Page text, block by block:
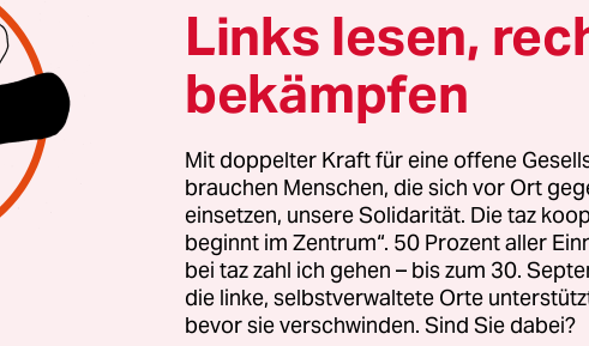
Foto:
Contini/
ir stehen uns ratlos gegenüber auf dem nassen Asphalt
brandenburgischen Stadt in der Nähe meines
Sie, die Polizistin, die von außerhalb angereist ist,um
. Und ich, die Demons­trierende, ein
Kind an der Hand, das jetzt gern wieder ins
nicht kann. „Da würde ich jetzt wirklich nicht
sagt die Polizistin. Denn „da“, da sind die Nazis.
Links lesen,
bekämpfen
Mit doppelter Kraft für eine offene
brauchen Menschen, die sich vor Ort
einsetzen, unsere Solidarität. Die taz
beginnt im Zentrum“. 50 Prozent aller
bei taz zahl ich gehen – bis zum 30.
die linke, selbstverwaltete Orte
bevor sie verschwinden. Sind Sie dabei?